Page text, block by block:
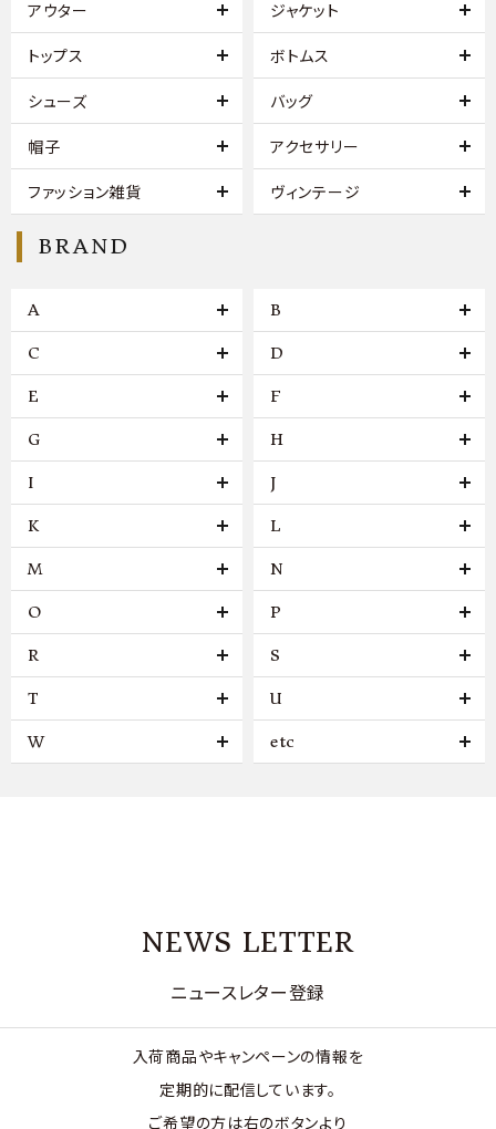
アウター ジャケット
トップス ボトムス
シューズ バッグ
帽子 アクセサリー
ファッション雑貨 ヴィンテージ
BRAND
A B
C D
E F
G H
I J
K L
M N
O P
R S
T U
W etc
NEWS LETTER
ニュースレター登録
入荷商品やキャンペーンの情報を
定期的に配信しています。
ご希望の方は右のボタンより